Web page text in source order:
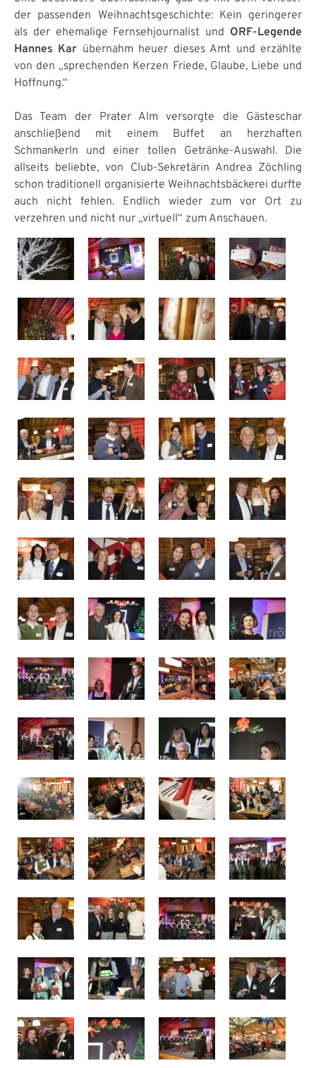
der passenden Weihnachtsgeschichte: Kein geringerer
als der ehemalige Fernsehjournalist und ORF-Legende
Hannes Kar übernahm heuer dieses Amt und erzählte
von den „sprechenden Kerzen Friede, Glaube, Liebe und
Hoffnung.“
Das Team der Prater Alm versorgte die Gästeschar
anschließend mit einem Buffet an herzhaften
Schmankerln und einer tollen Getränke-Auswahl. Die
allseits beliebte, von Club-Sekretärin Andrea Zöchling
schon traditionell organisierte Weihnachtsbäckerei durfte
auch nicht fehlen. Endlich wieder zum vor Ort zu
verzehren und nicht nur „virtuell“ zum Anschauen.